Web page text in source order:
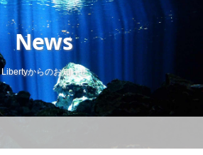
News
Libertyからのお知らせ